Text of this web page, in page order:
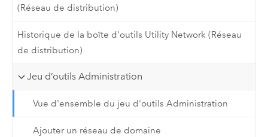
(Réseau de distribution)
Historique de la boîte d'outils Utility Network (Réseau
de distribution)
Jeu d’outils Administration
Vue d'ensemble du jeu d'outils Administration
Ajouter un réseau de domaine